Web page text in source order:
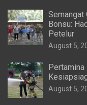
Semangat
Bonsu:
Petelur
August 5,
August 5,